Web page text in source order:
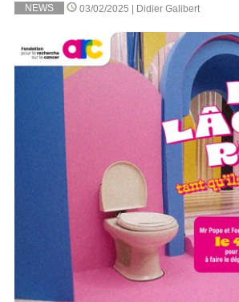
NEWS 03/02/2025 | Didier Galibert